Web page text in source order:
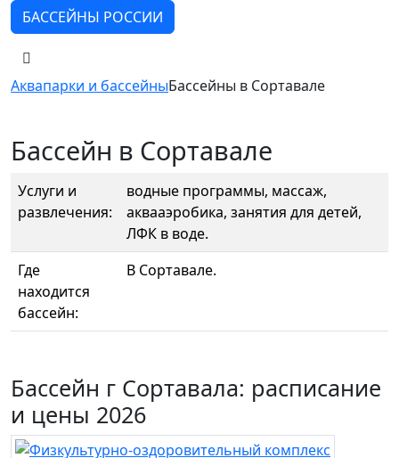
БАССЕЙНЫ РОССИИ
Аквапарки и бассейныБассейны в Сортавале
Бассейн в Сортавале
Услуги и
развлечения:
водные программы, массаж,
аквааэробика, занятия для детей,
ЛФК в воде.
Где
находится
бассейн:
В Сортавале.
Бассейн г Сортавала: расписание
и цены 2026